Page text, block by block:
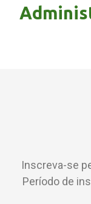
Inscreva-se
Período de